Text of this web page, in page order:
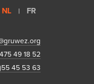
NL | FR
49 18 52
45 53 63